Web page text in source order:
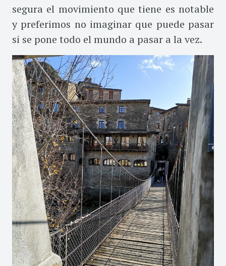
segura el movimiento que tiene es notable
y preferimos no imaginar que puede pasar
si se pone todo el mundo a pasar a la vez.